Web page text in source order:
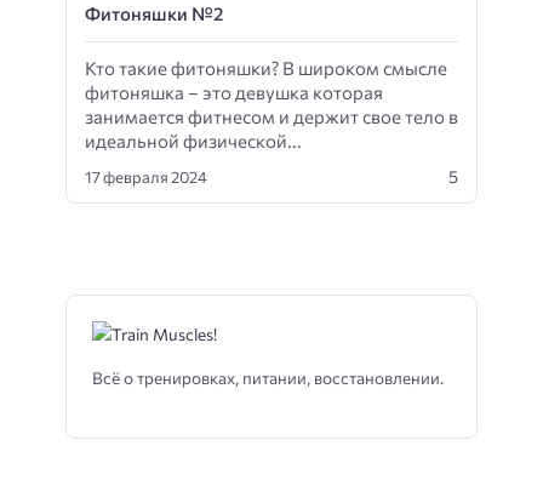
Фитоняшки №2
Кто такие фитоняшки? В широком смысле
фитоняшка – это девушка которая
занимается фитнесом и держит свое тело в
идеальной физической...
17 февраля 2024 5
Всё о тренировках, питании, восстановлении.